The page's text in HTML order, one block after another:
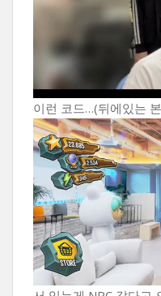
이런 코드…(뒤에있는